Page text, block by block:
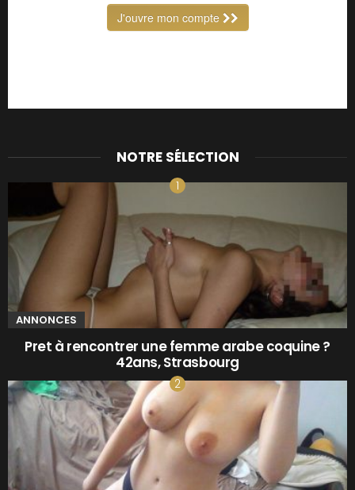
NOTRE SÉLECTION
ANNONCES
Pret à rencontrer une femme arabe coquine ?
42ans, Strasbourg